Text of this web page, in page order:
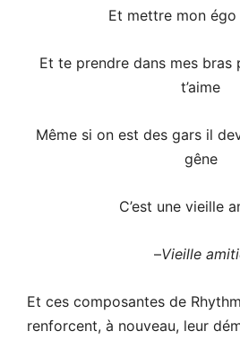
Et mettre mon
Et te prendre dans mes bras
t’aime
Même si on est des gars il
gêne
C’est une vieille
–Vieille
Et ces composantes de
renforcent, à nouveau, leur